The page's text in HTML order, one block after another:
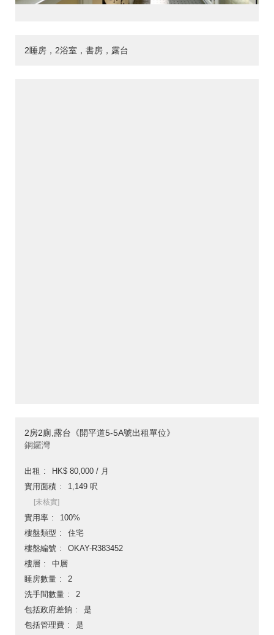
2睡房，2浴室，書房，露台
2房2廁,露台《開平道5-5A號出租單位》
銅鑼灣
出租
HK$ 80,000 / 月
實用面積
1,149 呎
[未核實]
實用率
100%
樓盤類型
住宅
樓盤編號
OKAY-R383452
樓層
中層
睡房數量
2
洗手間數量
2
包括政府差餉
是
包括管理費
是